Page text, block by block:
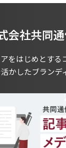
会社共同
をはじめとす
かしたブラン